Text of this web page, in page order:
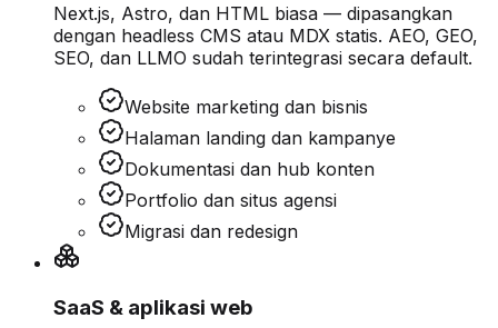
Next.js, Astro, dan HTML biasa — dipasangkan
dengan headless CMS atau MDX statis. AEO, GEO,
SEO, dan LLMO sudah terintegrasi secara default.
Website marketing dan bisnis
Halaman landing dan kampanye
Dokumentasi dan hub konten
Portfolio dan situs agensi
Migrasi dan redesign
SaaS & aplikasi web